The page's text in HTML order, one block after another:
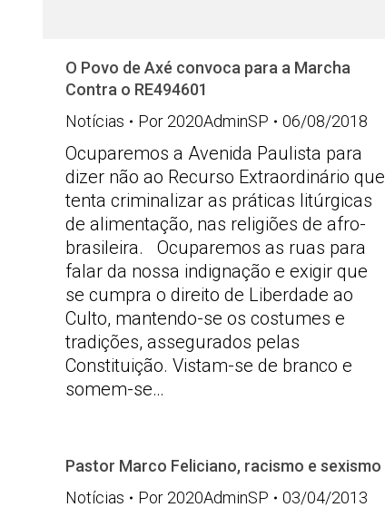
O Povo de Axé convoca para a Marcha
Contra o RE494601
Notícias
Por 2020AdminSP 06/08/2018
Ocuparemos a Avenida Paulista para
dizer não ao Recurso Extraordinário que
tenta criminalizar as práticas litúrgicas
de alimentação, nas religiões de afro-
brasileira. Ocuparemos as ruas para
falar da nossa indignação e exigir que
se cumpra o direito de Liberdade ao
Culto, mantendo-se os costumes e
tradições, assegurados pelas
Constituição. Vistam-se de branco e
somem-se…
Pastor Marco Feliciano, racismo e sexismo
Notícias
Por 2020AdminSP 03/04/2013